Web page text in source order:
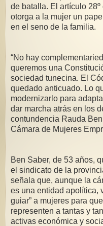
de batalla. El artículo
otorga a la mujer un
en el seno de la familia.
“No hay
queremos una
sociedad tunecina. El
quedado anticuado. Lo
modernizarlo para
dar marcha atrás en los
contundencia Rauda
Cámara de Mujeres
Ben Saber, de 53 años,
el sindicato de la
señala que, aunque la
es una entidad apolítica,
guiar” a mujeres para
representen a tantas y
activas económica y